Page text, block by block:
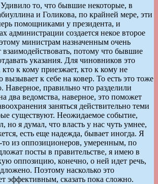
то, что бывшие некоторые, в
и Голикова, по крайней мере, эти
помощниками у президента, и
администрации создается некое второе
министрам назначенным очень
взаимодействовать, потому что бывшие
указания. Для чиновников это
к кому приезжает, кто к кому не
вызывает к себе на ковер. То есть это тоже
Наверное, правильно что разделили
два ведомства, наверное, это поможет
заняться действительно теми
существуют. Неожидаемое событие,
но я думал, что власть у нас чуть умнее,
есть еще надежда, бывает иногда. Я
то из оппозиционеров, умеренным, по
посты в правительстве, я имею в
оппозицию, конечно, о ней идет речь,
Поэтому насколько это
эффективным, сказать пока сложно.